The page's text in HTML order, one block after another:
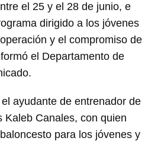
el 25 y el 28 de junio, e
dirigido a los jóvenes
y el compromiso de
el Departamento de
ayudante de entrenador de
Kaleb Canales, con quien
para los jóvenes y